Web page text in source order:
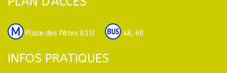
Place des fêtes (l11) 48, 60
INFOS PRATIQUES